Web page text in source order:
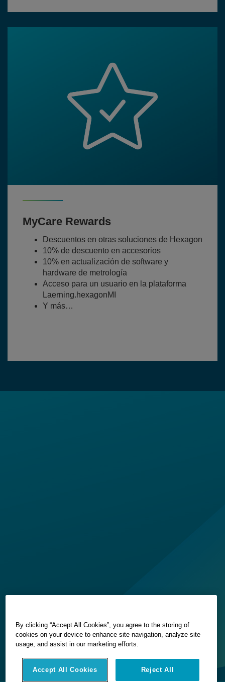
MyCare Rewards
Descuentos en otras soluciones de Hexagon
10% de descuento en accesorios
10% en actualización de software y
hardware de metrología
Acceso para un usuario en la plataforma
Laerning.hexagonMI
Y más…
By clicking “Accept All Cookies”, you agree to the storing of
cookies on your device to enhance site navigation, analyze site
usage, and assist in our marketing efforts.
Accept All Cookies Reject All